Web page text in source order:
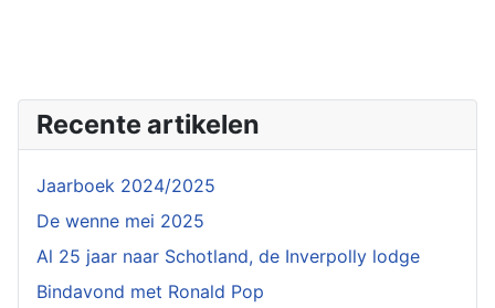
Recente artikelen
Jaarboek 2024/2025
De wenne mei 2025
Al 25 jaar naar Schotland, de Inverpolly lodge
Bindavond met Ronald Pop